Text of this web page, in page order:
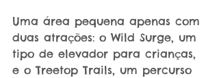
Uma área pequena apenas com
duas atrações: o Wild Surge, um
tipo de elevador para crianças,
e o Treetop Trails, um percurso